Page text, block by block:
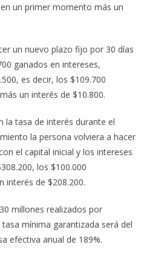
un primer momento más un
un nuevo plazo fijo por 30 días
ganados en intereses,
es decir, los $109.700
un interés de $10.800.
la tasa de interés durante el
la persona volviera a hacer
el capital inicial y los intereses
los $100.000
interés de $208.200.
millones realizados por
mínima garantizada será del
efectiva anual de 189%.